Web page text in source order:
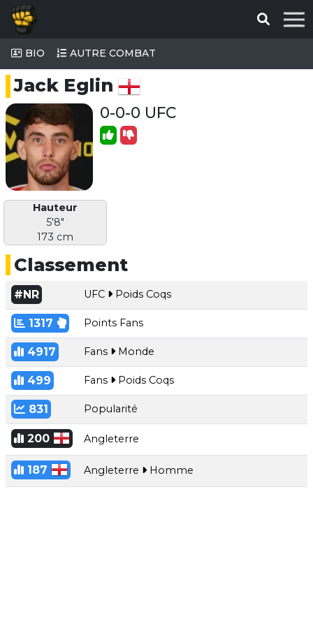
BIO AUTRE COMBAT
Jack Eglin
0-0-0 UFC
Hauteur
5'8"
173 cm
Classement
#NR UFC Poids Coqs
1317 Points Fans
4917 Fans Monde
499 Fans Poids Coqs
831 Popularité
200 Angleterre
187 Angleterre Homme